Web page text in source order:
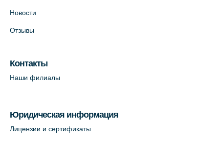
Новости
Отзывы
Контакты
Наши филиалы
Юридическая информация
Лицензии и сертификаты